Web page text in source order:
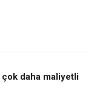
daha maliyetli